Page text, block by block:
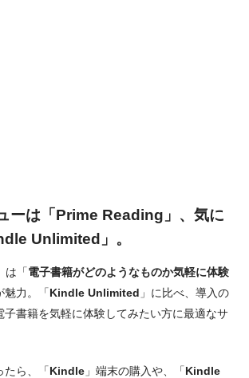
ーは「Prime Reading」、気に
Unlimited」。
は「 電子書籍がどのようなものか気軽に体験
魅力。「Kindle Unlimited 」に比べ、導入の
子書籍を気軽に体験してみたい方に最適なサ
ら、「 Kindle 」端末の購入や、「 Kindle